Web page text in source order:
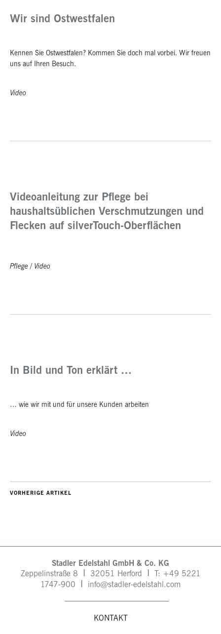
Wir sind Ostwestfalen
Kennen Sie Ostwestfalen? Kommen Sie doch mal vorbei. Wir freuen
uns auf Ihren Besuch.
Video
Videoanleitung zur Pflege bei
haushaltsüblichen Verschmutzungen und
Flecken auf silverTouch-Oberflächen
Pflege / Video
In Bild und Ton erklärt …
… wie wir mit und für unsere Kunden arbeiten
Video
VORHERIGE ARTIKEL
Stadler Edelstahl GmbH & Co. KG
Zeppelinstraße 8
32051 Herford T: +49 5221
1747-900
info@stadler-edelstahl.com
KONTAKT